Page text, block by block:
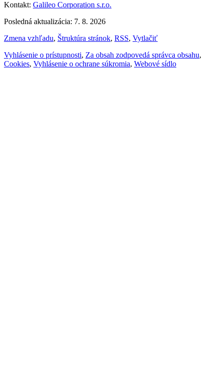
Kontakt: Galileo Corporation s.r.o.
Posledná aktualizácia: 7. 8. 2026
Zmena vzhľadu, Štruktúra stránok, RSS, Vytlačiť
Vyhlásenie o prístupnosti, Za obsah zodpovedá správca obsahu,
Cookies, Vyhlásenie o ochrane súkromia, Webové sídlo